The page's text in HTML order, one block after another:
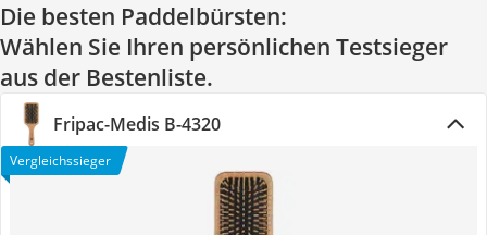
Die besten Paddelbürsten:
Wählen Sie Ihren persönlichen Testsieger
aus der Bestenliste.
Fripac-Medis B-4320
Vergleichssieger